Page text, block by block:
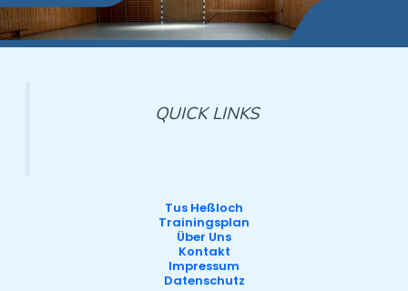
QUICK LINKS
Tus Heßloch
Trainingsplan
Über Uns
Kontakt
Impressum
Datenschutz